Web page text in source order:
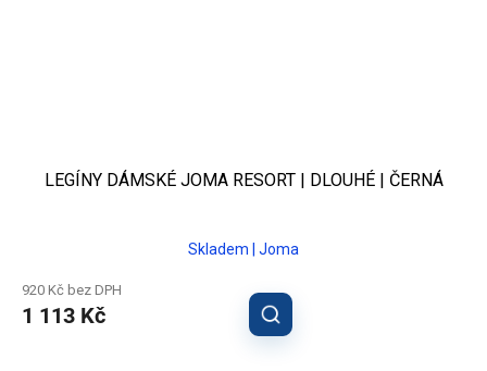
LEGÍNY DÁMSKÉ JOMA RESORT | DLOUHÉ | ČERNÁ
Skladem | Joma
920 Kč bez DPH
1 113 Kč